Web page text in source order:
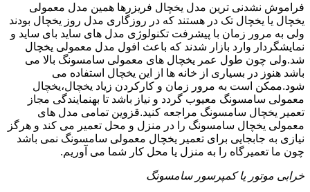
فراموش نشدنی ترین مدل یخچال فریزرها همین مدل معمولی
یخچال یا یخچال تک در هستند که در روزگاری مدل روز یخچال بودند
ولی به مرور زمان با پیشرفت تکنولوژی مدل های ساید بای ساید و
نمایشگردار وارد بازار شدند که باعث افول مدل معمولی یخچال
شد.ولی چون طول عمر یخچال های معمولی سامسونگ بالا می
باشد هنوز در بسیاری از خانه ها از این یخچال استفاده می
شود.ممکن است به مرور زمان و کارکردن زیاد یخچال،یخچال
معمولی سامسونگ معیوب گردد و نیاز باشد تا بهنمایندگی مجاز
تعمیر یخچال سامسونگ مراجعه کنید.قزوین تمامی مدل های
معمولی یخچال سامسونگ را در منزل و محل تعمیر می کند و هرگز
نیازی به جابجایی برای تعمیر یخچال معمولی سامسونگ نمی باشد
چون ما تعمیرگاه را به منزل یا محل کار شما می آوریم.
خرابی موتور یا کمپرسور سامسونگ